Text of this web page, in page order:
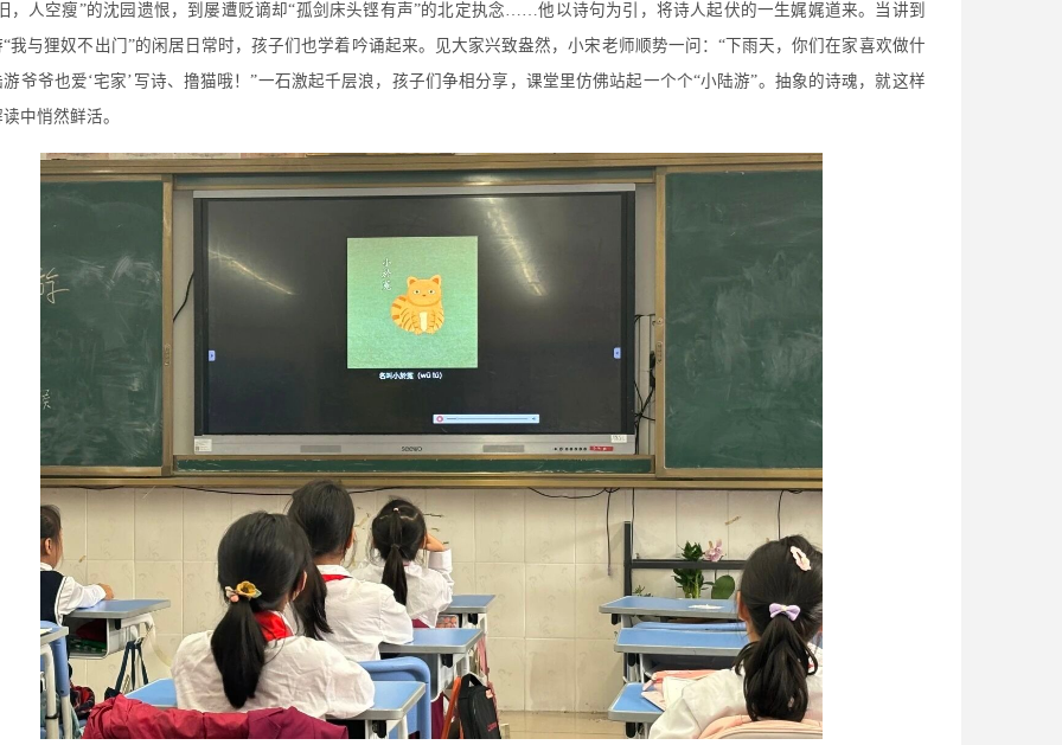
，人空瘦”的沈园遗恨，到屡遭贬谪却“孤剑床头铿有声”的北定执念……他以诗句为引，将诗人起伏的一生娓娓道来。当讲到
“我与狸奴不出门”的闲居日常时，孩子们也学着吟诵起来。见大家兴致盎然，小宋老师顺势一问：“下雨天，你们在家喜欢做什
游爷爷也爱‘宅家’写诗、撸猫哦！”一石激起千层浪，孩子们争相分享，课堂里仿佛站起一个个“小陆游”。抽象的诗魂，就这样
中悄然鲜活。